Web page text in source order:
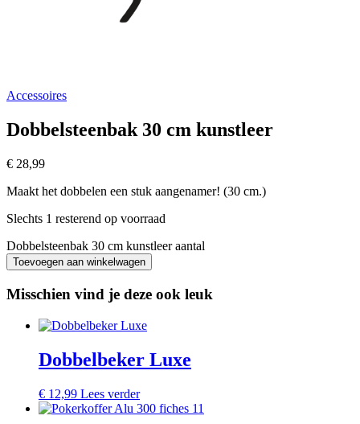
Accessoires
Dobbelsteenbak 30 cm kunstleer
€ 28,99
Maakt het dobbelen een stuk aangenamer! (30 cm.)
Slechts 1 resterend op voorraad
Dobbelsteenbak 30 cm kunstleer aantal
Toevoegen aan winkelwagen
Misschien vind je deze ook leuk
Dobbelbeker Luxe
€ 12,99 Lees verder